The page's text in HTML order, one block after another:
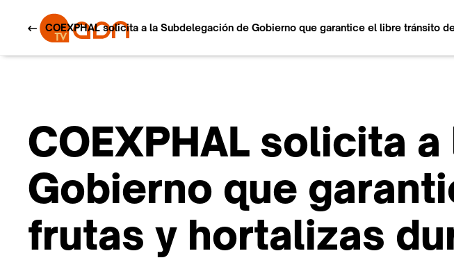
COEXPHAL solicita a la Subdelegación de Gobierno que garantice el libre tránsito
COEXPHAL solicita
Gobierno que
frutas y hortalizas